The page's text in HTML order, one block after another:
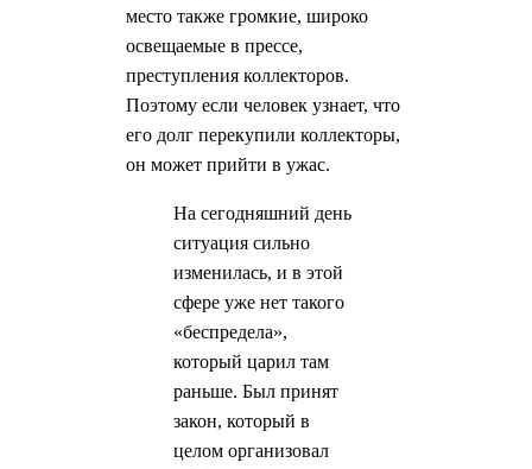
место также громкие, широко
освещаемые в прессе,
преступления коллекторов.
Поэтому если человек узнает, что
его долг перекупили коллекторы,
он может прийти в ужас.
На сегодняшний день
ситуация сильно
изменилась, и в этой
сфере уже нет такого
«беспредела»,
который царил там
раньше. Был принят
закон, который в
целом организовал